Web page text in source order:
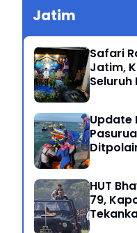
Jatim
Safari
Jatim,
Seluruh
Update
Korban
HUT
79,